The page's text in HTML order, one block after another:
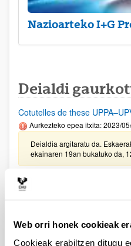
Web orri honek cookieak
Cookieak erabiltzen ditugu
Nazioarteko I+G
Deialdi
Cotutelles de these
Aurkezteko epea itxita: 2023/
Deialdia argitaratu da.
ekainaren 19an bukatuko da,
UPV/EHU eta Vital
proiektuetarako deialdia 2023
2023/05/31 Emandako eta